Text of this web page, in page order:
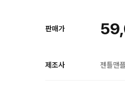
판매가
제조사 젠틀맨